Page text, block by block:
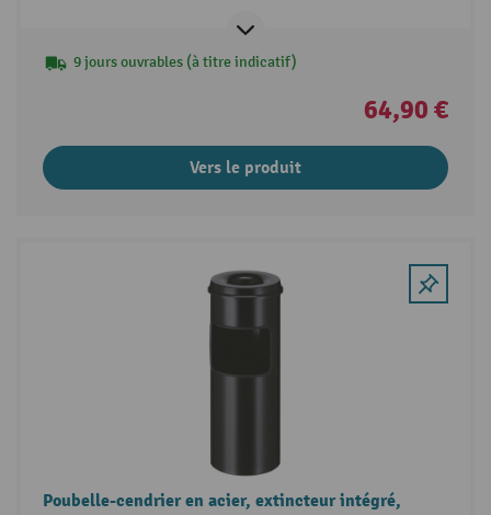
9 jours ouvrables (à titre indicatif)
64,90 €
Vers le produit
Poubelle-cendrier en acier, extincteur intégré,